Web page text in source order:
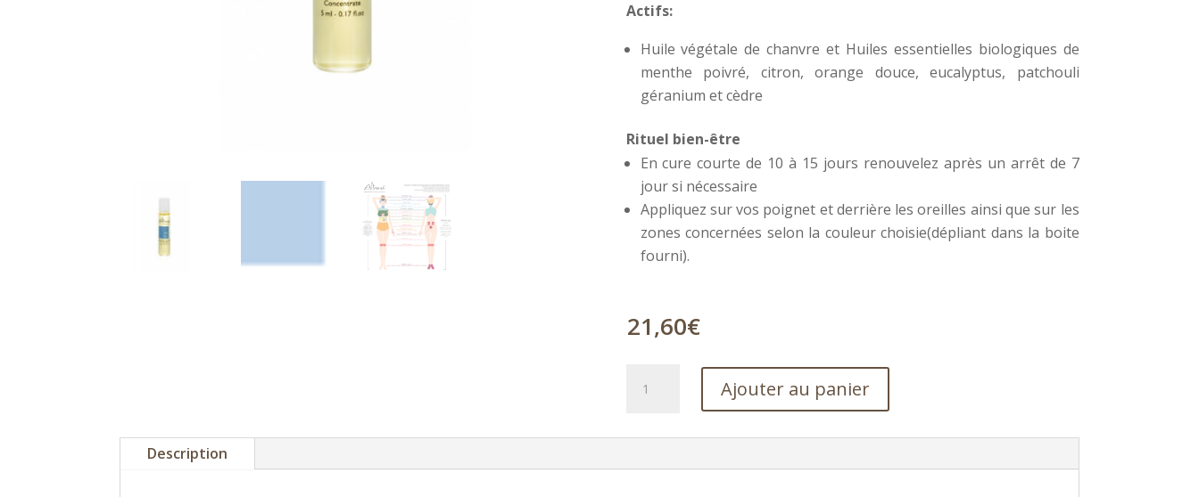
Actifs:
Huile végétale de chanvre et Huiles essentielles biologiques de
menthe poivré, citron, orange douce, eucalyptus, patchouli
géranium et cèdre
Rituel bien-être
En cure courte de 10 à 15 jours renouvelez après un arrêt de 7
jour si nécessaire
Appliquez sur vos poignet et derrière les oreilles ainsi que sur les
zones concernées selon la couleur choisie(dépliant dans la boite
fourni).
21,60€
soin
Ajouter au panier
Description